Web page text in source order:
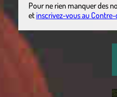
Pour ne rien manquer des
etinscrivez-vous au